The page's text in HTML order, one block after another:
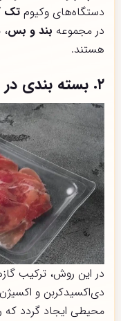
دستگاه‌های وکیوم تک
در مجموعه بند و بس
هستند.
۲. بسته بندی در اتمسفر اصلاح‌شده (MAP)
در این روش، ترکیب
دی‌اکسیدکربن و
محیطی ایجاد گردد که